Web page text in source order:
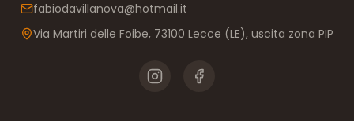
fabiodavillanova@hotmail.it
Via Martiri delle Foibe, 73100 Lecce (LE), uscita zona PIP